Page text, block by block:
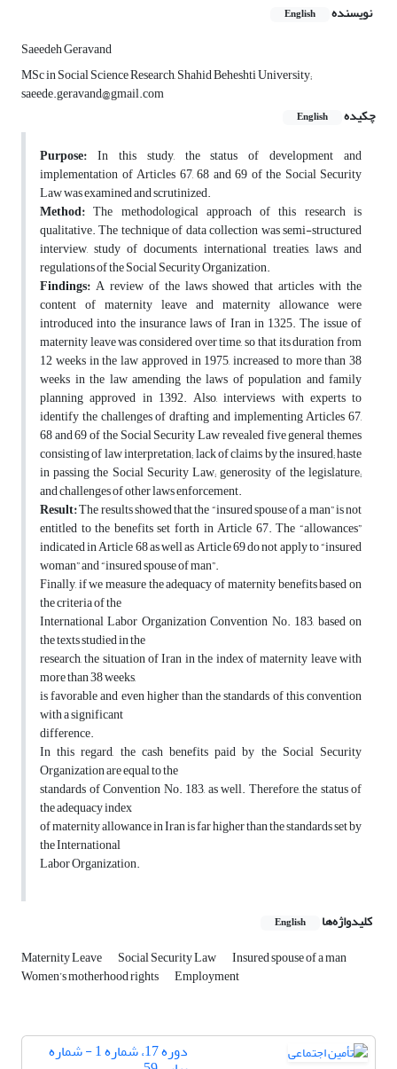
نویسنده English
Saeedeh Geravand
MSc in Social Science Research, Shahid Beheshti University;
saeede.geravand@gmail.com
چکیده
English
Purpose: In this study, the status of development and
implementation of Articles 67, 68 and 69 of the Social Security
Law was examined and scrutinized.
Method: The methodological approach of this research is
qualitative. The technique of data collection was semi-structured
interview, study of documents, international treaties, laws and
regulations of the Social Security Organization.
Findings: A review of the laws showed that articles with the
content of maternity leave and maternity allowance were
introduced into the insurance laws of Iran in 1325. The issue of
maternity leave was considered over time, so that its duration from
12 weeks in the law approved in 1975, increased to more than 38
weeks in the law amending the laws of population and family
planning approved in 1392. Also, interviews with experts to
identify the challenges of drafting and implementing Articles 67,
68 and 69 of the Social Security Law revealed five general themes
consisting of law interpretation; lack of claims by the insured; haste
in passing the Social Security Law; generosity of the legislature;
and challenges of other laws enforcement.
Result:The results showed that the “insured spouse of a man” is not
entitled to the benefits set forth in Article 67. The “allowances”
indicated in Article 68 as well as Article 69 do not apply to “insured
woman” and “insured spouse of man”.
Finally, if we measure the adequacy of maternity benefits based on
the criteria of the
International Labor Organization Convention No. 183, based on
the texts studied in the
research, the situation of Iran in the index of maternity leave with
more than 38 weeks,
is favorable and even higher than the standards of this convention
with a significant
difference.
In this regard, the cash benefits paid by the Social Security
Organization are equal to the
standards of Convention No. 183, as well. Therefore, the status of
the adequacy index
of maternity allowance in Iran is far higher than the standards set by
the International
Labor Organization.
کلیدواژه‌ها English
Maternity Leave Social Security Law Insured spouse of a man
Women’s motherhood rights Employment
دوره 17، شماره 1 - شماره